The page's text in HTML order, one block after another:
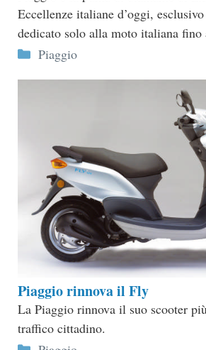
Eccellenze italiane d’oggi,
dedicato solo alla moto italiana fino
Categorie
Piaggio
Piaggio rinnova il Fly
La Piaggio rinnova il suo scooter
traffico cittadino.
Categorie